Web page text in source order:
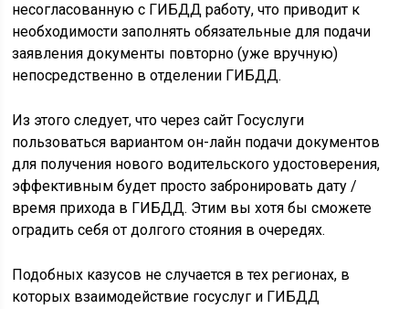
несогласованную с ГИБДД работу, что приводит к
необходимости заполнять обязательные для подачи
заявления документы повторно (уже вручную)
непосредственно в отделении ГИБДД.
Из этого следует, что через сайт Госуслуги
пользоваться вариантом он-лайн подачи документов
для получения нового водительского удостоверения,
эффективным будет просто забронировать дату /
время прихода в ГИБДД. Этим вы хотя бы сможете
оградить себя от долгого стояния в очередях.
Подобных казусов не случается в тех регионах, в
которых взаимодействие госуслуг и ГИБДД